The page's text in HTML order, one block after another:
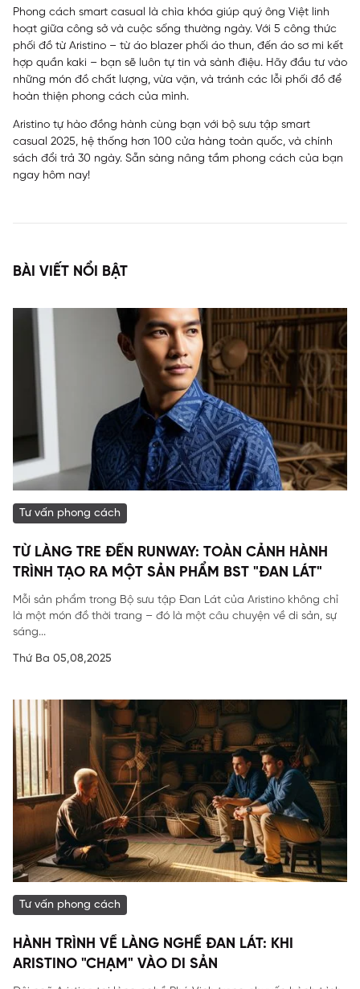
Phong cách smart casual là chìa khóa giúp quý ông Việt linh
hoạt giữa công sở và cuộc sống thường ngày. Với 5 công thức
phối đồ từ Aristino – từ áo blazer phối áo thun, đến áo sơ mi kết
hợp quần kaki – bạn sẽ luôn tự tin và sành điệu. Hãy đầu tư vào
những món đồ chất lượng, vừa vặn, và tránh các lỗi phối đồ để
hoàn thiện phong cách của mình.
Aristino tự hào đồng hành cùng bạn với bộ sưu tập smart
casual 2025, hệ thống hơn 100 cửa hàng toàn quốc, và chính
sách đổi trả 30 ngày. Sẵn sàng nâng tầm phong cách của bạn
ngay hôm nay!
BÀI VIẾT NỔI BẬT
Tư vấn phong cách
TỪ LÀNG TRE ĐẾN RUNWAY: TOÀN CẢNH HÀNH
TRÌNH TẠO RA MỘT SẢN PHẨM BST "ĐAN LÁT"
Mỗi sản phẩm trong Bộ sưu tập Đan Lát của Aristino không chỉ
là một món đồ thời trang – đó là một câu chuyện về di sản, sự
sáng...
Thứ Ba 05,08,2025
Tư vấn phong cách
HÀNH TRÌNH VỀ LÀNG NGHỀ ĐAN LÁT: KHI
ARISTINO "CHẠM" VÀO DI SẢN